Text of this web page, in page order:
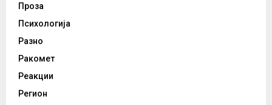
Проза
Психологија
Разно
Ракомет
Реакции
Регион